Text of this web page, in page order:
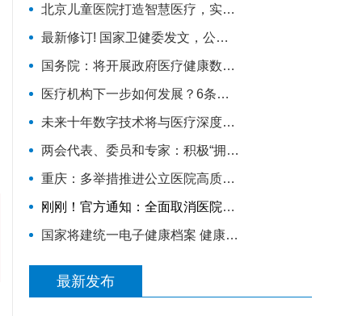
北京儿童医院打造智慧医疗，实现互联网诊疗科室全覆盖
最新修订! 国家卫健委发文，公立医院绩效考核又有新规定
国务院：将开展政府医疗健康数据授权运营试点，加快推进卫生健康信息化
医疗机构下一步如何发展？6条措施明确方向！
未来十年数字技术将与医疗深度融合
两会代表、委员和专家：积极“拥抱”DRG/DIP医保支付方式改革
重庆：多举措推进公立医院高质量发展
刚刚！官方通知：全面取消医院结款权限
国家将建统一电子健康档案 健康医疗大数据开放共享
最新发布